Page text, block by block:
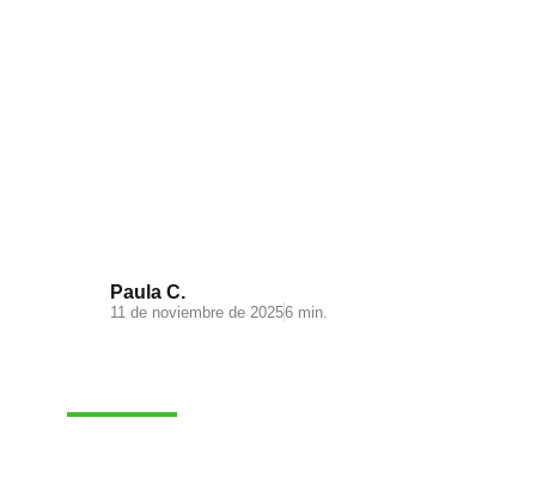
Paula C.
11 de noviembre de 20256 min.